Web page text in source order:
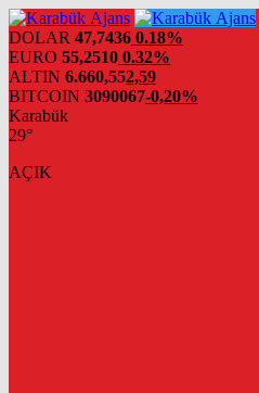
DOLAR 47,7436 0.18%
EURO 55,2510 0.32%
ALTIN 6.660,552,59
BITCOIN 3090067-0,20%
Karabük
29°
AÇIK